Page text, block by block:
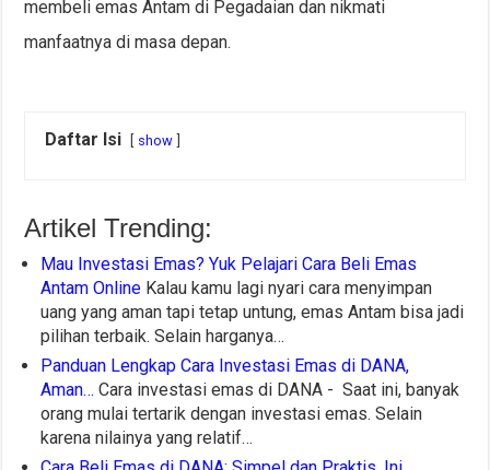
membeli emas Antam di Pegadaian dan nikmati
manfaatnya di masa depan.
Daftar Isi show
Artikel Trending:
Mau Investasi Emas? Yuk Pelajari Cara Beli Emas
Antam Online Kalau kamu lagi nyari cara menyimpan
uang yang aman tapi tetap untung, emas Antam bisa jadi
pilihan terbaik. Selain harganya…
Panduan Lengkap Cara Investasi Emas di DANA,
Aman… Cara investasi emas di DANA - Saat ini, banyak
orang mulai tertarik dengan investasi emas. Selain
karena nilainya yang relatif…